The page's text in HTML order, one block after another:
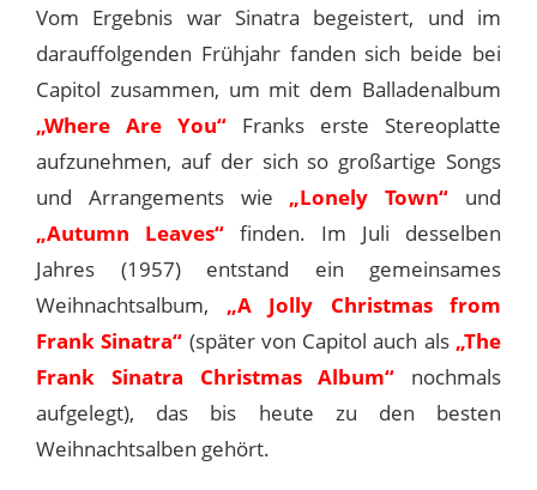
Vom Ergebnis war Sinatra begeistert, und im
darauffolgenden Frühjahr fanden sich beide bei
Capitol zusammen, um mit dem Balladenalbum
„Where Are You“ Franks erste Stereoplatte
aufzunehmen, auf der sich so großartige Songs
und Arrangements wie „Lonely Town“ und
„Autumn Leaves“ finden. Im Juli desselben
Jahres (1957) entstand ein gemeinsames
Weihnachtsalbum, „A Jolly Christmas from
Frank Sinatra“ (später von Capitol auch als „The
Frank Sinatra Christmas Album“ nochmals
aufgelegt), das bis heute zu den besten
Weihnachtsalben gehört.